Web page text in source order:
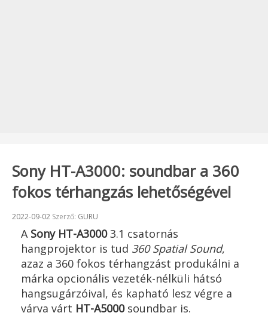
Sony HT-A3000: soundbar a 360
fokos térhangzás lehetőségével
Beküldve:
2022-09-02 Szerző: GURU
A Sony HT-A30003.1 csatornás
hangprojektor is tud 360 Spatial Sound,
azaz a 360 fokos térhangzást produkálni a
márka opcionális vezeték-nélküli hátsó
hangsugárzóival, és kapható lesz végre a
várva várt HT-A5000soundbar is.